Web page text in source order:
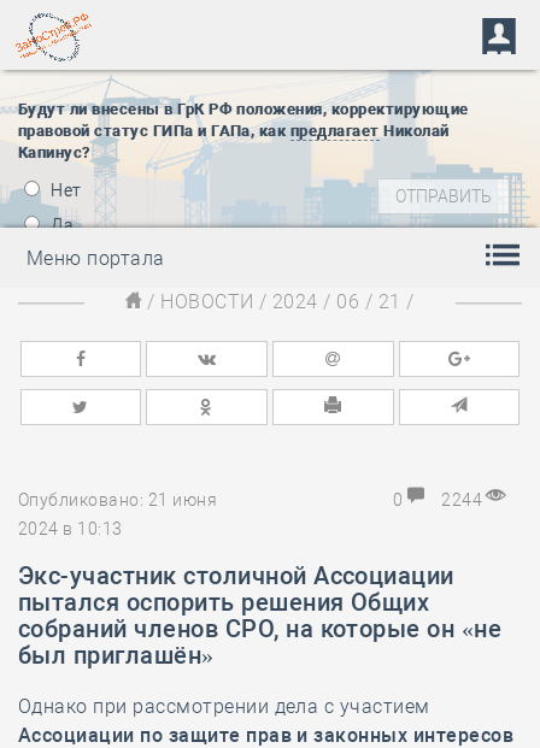
Будут ли внесены в ГрК РФ положения, корректирующие
правовой статус ГИПа и ГАПа, как предлагает Николай
Капинус?
Нет
Да
Меню портала
/ НОВОСТИ / 2024 / 06 / 21 /
Опубликовано: 21 июня
2024 в 10:13
0 2244
Экс-участник столичной Ассоциации
пытался оспорить решения Общих
собраний членов СРО, на которые он «не
был приглашён»
Однако при рассмотрении дела с участием
Ассоциации по защите прав и законных интересов